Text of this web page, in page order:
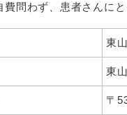
費問わず、患者さんに
東
東
〒